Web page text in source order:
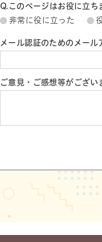
Q.このページはお役に立ち
非常に役に立った
メール認証のためのメール
ご意見・ご感想等がござい